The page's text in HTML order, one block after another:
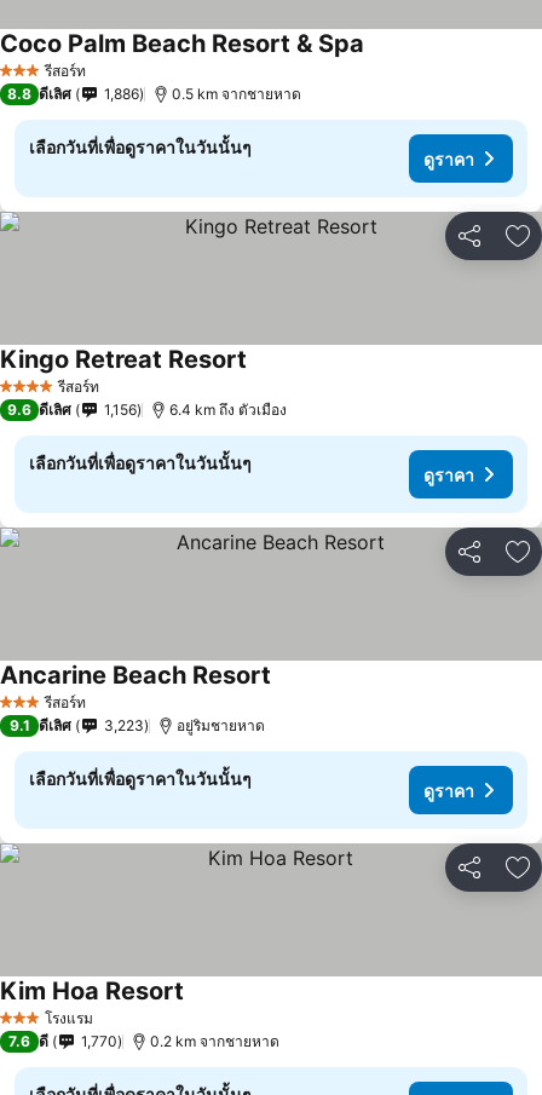
3 ดาว รีสอร์ท
Coco Palm Beach Resort & Spa
8.8 ดีเลิศ 1,886 0.5 km จากชายหาด
เลือกวันที่เพื่อดูราคาในวันนั้นๆ
ดูราคา
แชร์ เ
4 ดาว รีสอร์ท
Kingo Retreat Resort
9.6 ดีเลิศ 1,156 6.4 km ถึง ตัวเมือง
เลือกวันที่เพื่อดูราคาในวันนั้นๆ
ดูราคา
แชร์ เ
3 ดาว รีสอร์ท
Ancarine Beach Resort
9.1 ดีเลิศ 3,223 อยู่ริมชายหาด
เลือกวันที่เพื่อดูราคาในวันนั้นๆ
ดูราคา
แชร์ เ
3 ดาว โรงแรม
Kim Hoa Resort
7.6 ดี 1,770 0.2 km จากชายหาด